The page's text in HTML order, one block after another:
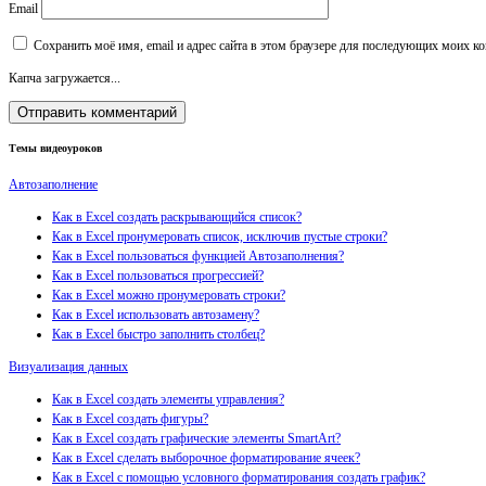
Email
Сохранить моё имя, email и адрес сайта в этом браузере для последующих моих
Капча загружается...
Темы видеоуроков
Автозаполнение
Как в Excel создать раскрывающийся список?
Как в Excel пронумеровать список, исключив пустые строки?
Как в Excel пользоваться функцией Автозаполнения?
Как в Excel пользоваться прогрессией?
Как в Excel можно пронумеровать строки?
Как в Excel использовать автозамену?
Как в Excel быстро заполнить столбец?
Визуализация данных
Как в Excel создать элементы управления?
Как в Excel создать фигуры?
Как в Excel создать графические элементы SmartArt?
Как в Excel сделать выборочное форматирование ячеек?
Как в Excel с помощью условного форматирования создать график?